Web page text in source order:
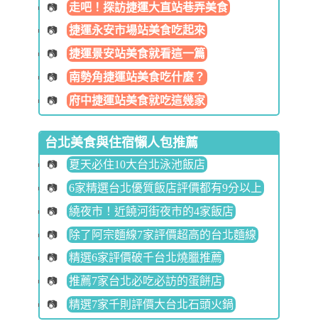
走吧！探訪捷運大直站巷弄美食
捷運永安市場站美食吃起來
捷運景安站美食就看這一篇
南勢角捷運站美食吃什麼？
府中捷運站美食就吃這幾家
台北美食與住宿懶人包推薦
夏天必住10大台北泳池飯店
6家精選台北優質飯店評價都有9分以上
繞夜市！近饒河街夜市的4家飯店
除了阿宗麵線7家評價超高的台北麵線
精選6家評價破千台北燒臘推薦
推薦7家台北必吃必訪的蛋餅店
精選7家千則評價大台北石頭火鍋